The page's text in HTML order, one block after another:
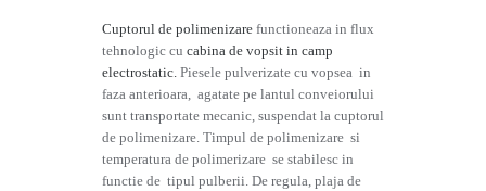
Cuptorul de polimenizare functioneaza in flux
tehnologic cu cabina de vopsit in camp
electrostatic. Piesele pulverizate cu vopsea in
faza anterioara, agatate pe lantul conveiorului
sunt transportate mecanic, suspendat la cuptorul
de polimenizare. Timpul de polimenizare si
temperatura de polimerizare se stabilesc in
functie de tipul pulberii. De regula, plaja de